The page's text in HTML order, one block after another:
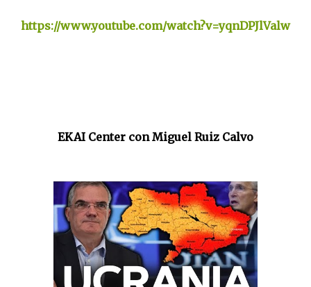
https://www.youtube.com/watch?v=yqnDPJlValw
EKAI Center con Miguel Ruiz Calvo